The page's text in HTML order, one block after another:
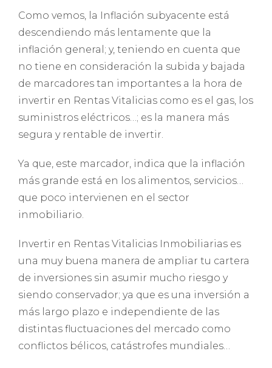
Como vemos, la Inflación subyacente está
descendiendo más lentamente que la
inflación general; y, teniendo en cuenta que
no tiene en consideración la subida y bajada
de marcadores tan importantes a la hora de
invertir en Rentas Vitalicias como es el gas, los
suministros eléctricos…; es la manera más
segura y rentable de invertir.
Ya que, este marcador, indica que la inflación
más grande está en los alimentos, servicios…
que poco intervienen en el sector
inmobiliario.
Invertir en Rentas Vitalicias Inmobiliarias es
una muy buena manera de ampliar tu cartera
de inversiones sin asumir mucho riesgo y
siendo conservador; ya que es una inversión a
más largo plazo e independiente de las
distintas fluctuaciones del mercado como
conflictos bélicos, catástrofes mundiales…